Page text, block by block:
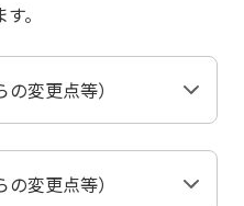
。
変更点等）
変更点等）